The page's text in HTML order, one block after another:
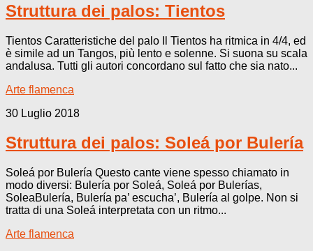
Struttura dei palos: Tientos
Tientos Caratteristiche del palo Il Tientos ha ritmica in 4/4, ed
è simile ad un Tangos, più lento e solenne. Si suona su scala
andalusa. Tutti gli autori concordano sul fatto che sia nato...
Arte flamenca
30 Luglio 2018
Struttura dei palos: Soleá por Bulería
Soleá por Bulería Questo cante viene spesso chiamato in
modo diversi: Bulería por Soleá, Soleá por Bulerías,
SoleaBulería, Bulería pa’ escucha’, Bulería al golpe. Non si
tratta di una Soleá interpretata con un ritmo...
Arte flamenca